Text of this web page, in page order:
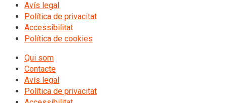
Avís legal
Política de privacitat
Accessibilitat
Política de cookies
Qui som
Contacte
Avís legal
Política de privacitat